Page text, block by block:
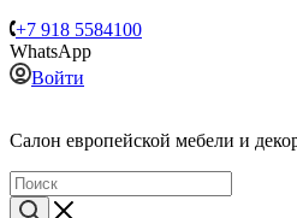
+7 918 5584100
WhatsApp
Войти
Cалон европейской мебели и